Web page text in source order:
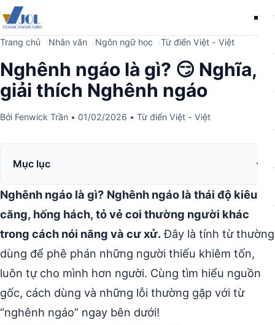
Trang chủ Nhân văn Ngôn ngữ học Từ điển Việt - Việt
Nghênh ngáo là gì? 😏 Nghĩa,
giải thích Nghênh ngáo
Bởi Fenwick Trần • 01/02/2026 • Từ điển Việt - Việt
Mục lục
Nghênh ngáo là gì? Nghênh ngáo là thái độ kiêu
căng, hống hách, tỏ vẻ coi thường người khác
trong cách nói năng và cư xử.Đây là tính từ thường
dùng để phê phán những người thiếu khiêm tốn,
luôn tự cho mình hơn người. Cùng tìm hiểu nguồn
gốc, cách dùng và những lỗi thường gặp với từ
“nghênh ngáo” ngay bên dưới!